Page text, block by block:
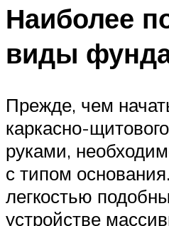
Наиболее
виды
Прежде, чем
каркасно-
руками,
с типом
легкостью
устройстве